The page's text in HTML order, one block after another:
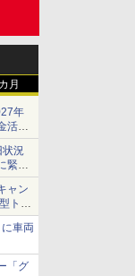
月
年
活動
状況
緊急
ャン
トラ
車両
「グ